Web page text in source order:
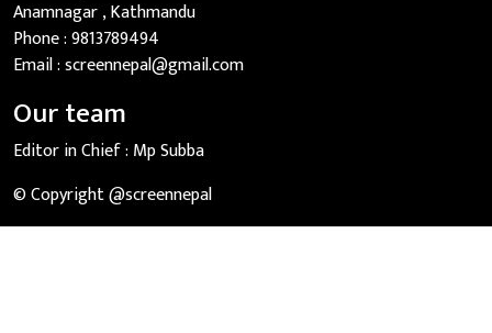
Anamnagar , Kathmandu
Phone :9813789494
Email :screennepal@gmail.com
Our team
Editor in Chief : Mp Subba
© Copyright @screennepal